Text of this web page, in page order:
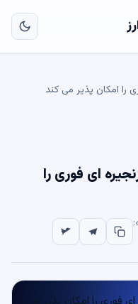
را امکان پذیر می کند
ای فوری را